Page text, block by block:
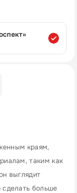
краям,
таким как
выглядит
больше